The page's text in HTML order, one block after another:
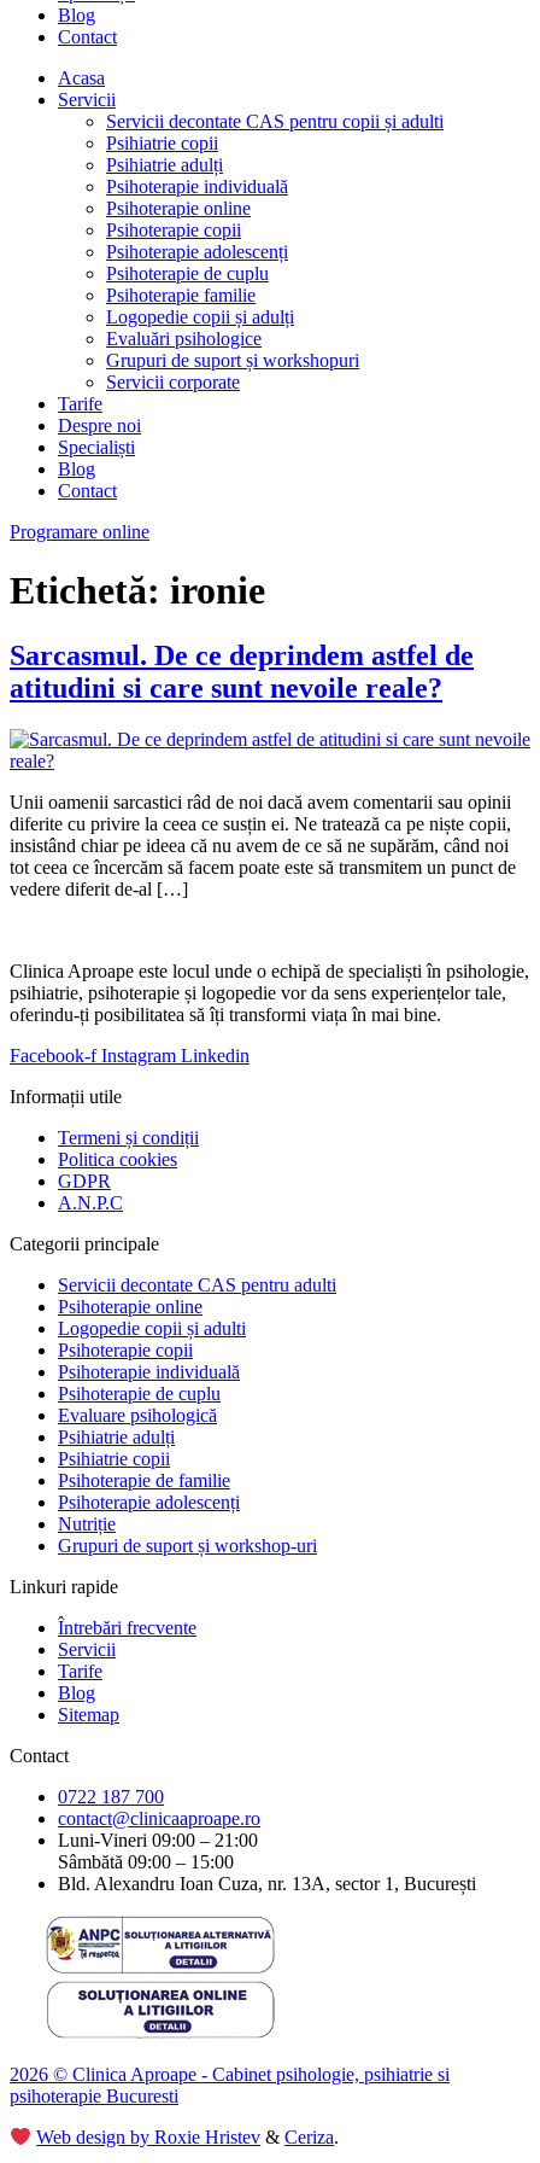
Blog
Contact
Acasa
Servicii
Servicii decontate CAS pentru copii și adulti
Psihiatrie copii
Psihiatrie adulți
Psihoterapie individuală
Psihoterapie online
Psihoterapie copii
Psihoterapie adolescenți
Psihoterapie de cuplu
Psihoterapie familie
Logopedie copii și adulți
Evaluări psihologice
Grupuri de suport și workshopuri
Servicii corporate
Tarife
Despre noi
Specialiști
Blog
Contact
Programare online
Etichetă: ironie
Sarcasmul. De ce deprindem astfel de
atitudini si care sunt nevoile reale?
Unii oamenii sarcastici râd de noi dacă avem comentarii sau opinii
diferite cu privire la ceea ce susțin ei. Ne tratează ca pe niște copii,
insistând chiar pe ideea că nu avem de ce să ne supărăm, când noi
tot ceea ce încercăm să facem poate este să transmitem un punct de
vedere diferit de-al […]
Clinica Aproape este locul unde o echipă de specialiști în psihologie,
psihiatrie, psihoterapie și logopedie vor da sens experiențelor tale,
oferindu-ți posibilitatea să îți transformi viața în mai bine.
Facebook-f Instagram Linkedin
Informații utile
Termeni și condiții
Politica cookies
GDPR
A.N.P.C
Categorii principale
Servicii decontate CAS pentru adulti
Psihoterapie online
Logopedie copii și adulti
Psihoterapie copii
Psihoterapie individuală
Psihoterapie de cuplu
Evaluare psihologică
Psihiatrie adulți
Psihiatrie copii
Psihoterapie de familie
Psihoterapie adolescenți
Nutriție
Grupuri de suport și workshop-uri
Linkuri rapide
Întrebări frecvente
Servicii
Tarife
Blog
Sitemap
Contact
0722 187 700
contact@clinicaaproape.ro
Luni-Vineri 09:00 – 21:00
Sâmbătă 09:00 – 15:00
Bld. Alexandru Ioan Cuza, nr. 13A, sector 1, București
2026 © Clinica Aproape - Cabinet psihologie, psihiatrie si
psihoterapie Bucuresti
Web design by Roxie Hristev &Ceriza.